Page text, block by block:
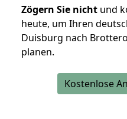
Zögern Sie nicht und
heute, um Ihren
Duisburg nach
planen.
Kostenlose